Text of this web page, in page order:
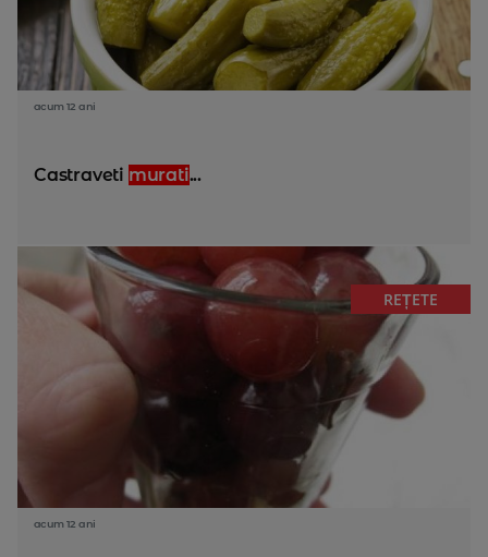
acum 12 ani
Castraveti murati...
REȚETE
acum 12 ani